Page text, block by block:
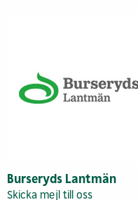
Burseryds Lantmän
Skicka mejl till oss